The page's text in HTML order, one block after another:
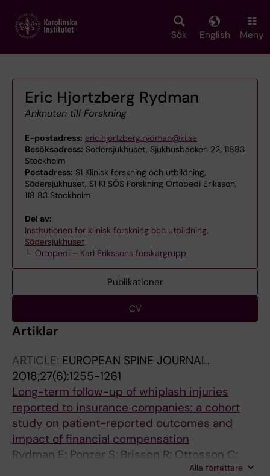
main
Sök English Meny
Eric Hjortzberg Rydman
Anknuten till Forskning
E-postadress: eric.hjortzberg.rydman@ki.se
Besöksadress: Södersjukhuset, Sjukhusbacken 22, 11883
Stockholm
Postadress: S1 Klinisk forskning och utbildning,
Södersjukhuset, S1 KI SÖS Forskning Ortopedi Eriksson,
118 83 Stockholm
Del av:
Institutionen för klinisk forskning och utbildning,
Södersjukhuset
Ortopedi – Karl Erikssons forskargrupp
Publikationer
CV
Artiklar
ARTICLE: EUROPEAN SPINE JOURNAL.
2018;27(6):1255-1261
Long-term follow-up of whiplash injuries
reported to insurance companies: a cohort
study on patient-reported outcomes and
impact of financial compensation
Rydman E; Ponzer S; Brisson R; Ottosson C;
Alla författare